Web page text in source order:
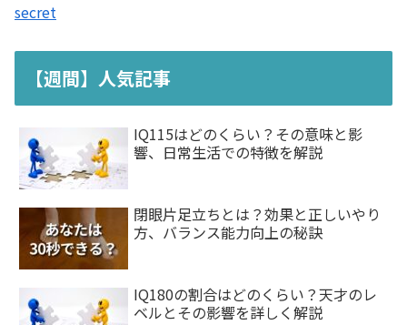
secret
【週間】人気記事
IQ115はどのくらい？その意味と影
響、日常生活での特徴を解説
閉眼片足立ちとは？効果と正しいやり
方、バランス能力向上の秘訣
IQ180の割合はどのくらい？天才のレ
ベルとその影響を詳しく解説